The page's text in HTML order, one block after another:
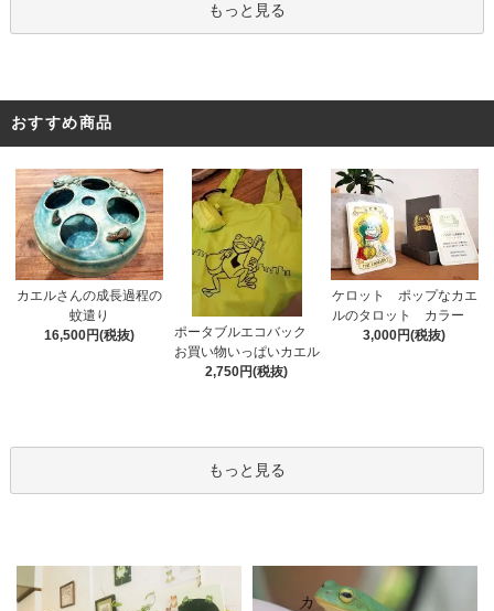
もっと見る
おすすめ商品
カエルさんの成長過程の
蚊遣り
16,500円(税抜)
ポータブルエコバック
お買い物いっぱいカエル
2,750円(税抜)
ケロット ポップなカエ
ルのタロット カラー
3,000円(税抜)
もっと見る